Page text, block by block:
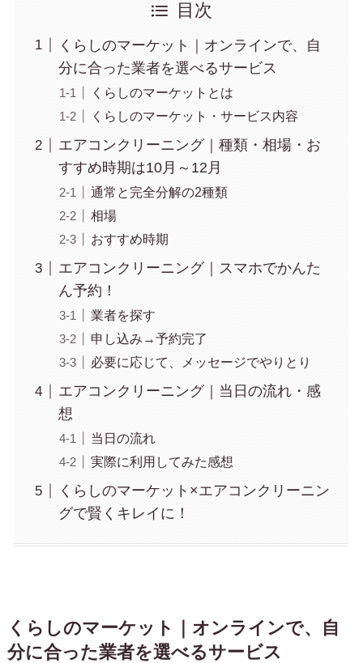
目次
くらしのマーケット｜オンラインで、自
分に合った業者を選べるサービス
くらしのマーケットとは
くらしのマーケット・サービス内容
エアコンクリーニング｜種類・相場・お
すすめ時期は10月～12月
通常と完全分解の2種類
相場
おすすめ時期
エアコンクリーニング｜スマホでかんた
ん予約！
業者を探す
申し込み→予約完了
必要に応じて、メッセージでやりとり
エアコンクリーニング｜当日の流れ・感
想
当日の流れ
実際に利用してみた感想
くらしのマーケット×エアコンクリーニン
グで賢くキレイに！
くらしのマーケッ ト｜オンラインで、自
分に合った業者を選べるサービス